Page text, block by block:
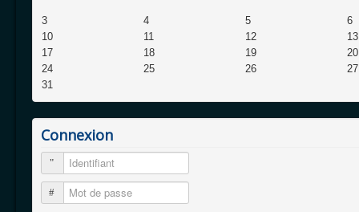
3 4 5
6
10
11 12
13
17
18 19
20
24
25 26
27
31
Connexion
Identifiant
Mot de passe